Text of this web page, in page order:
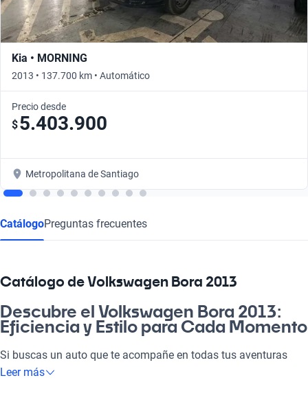
Kia • MORNING
2013 • 137.700 km • Automático
Precio desde
$5.403.900
Metropolitana de Santiago
CatálogoPreguntas frecuentes
Catálogo de Volkswagen Bora 2013
Descubre el Volkswagen Bora 2013:
Eficiencia y Estilo para Cada Momento
Si buscas un auto que te acompañe en todas tus aventuras
diarias, el Volkswagen Bora 2013 es la respuesta. Con su motor
Leer más